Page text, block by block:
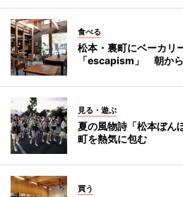
食べる
松本・裏町にベーカリ
「escapism」 朝か
見る・遊ぶ
夏の風物詩「松本ぼ
町を熱気に包む
買う